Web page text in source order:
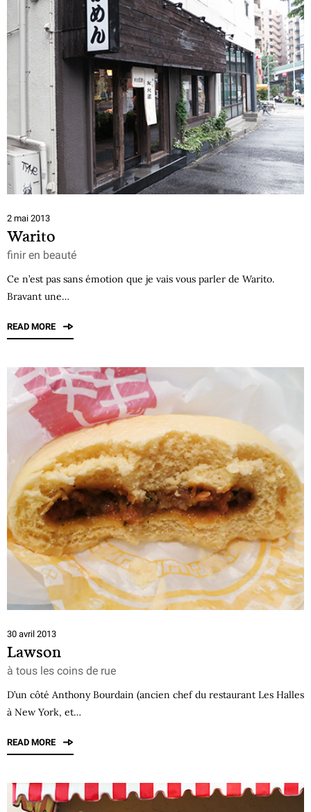
2 mai 2013
Warito
finir en beauté
Ce n’est pas sans émotion que je vais vous parler de Warito.
Bravant une…
READ MORE
30 avril 2013
Lawson
à tous les coins de rue
D’un côté Anthony Bourdain (ancien chef du restaurant Les Halles
à New York, et…
READ MORE